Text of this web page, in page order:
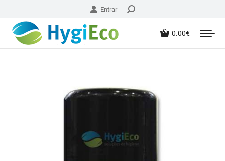
Entrar
0.00€